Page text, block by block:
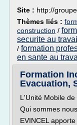
Site : http://
Thèmes liés :
construction /
securite au travail
/ formation
en sante au
Formation
Evacuation,
L'Unité Mobile de
Qui sommes nous
EVINCEL